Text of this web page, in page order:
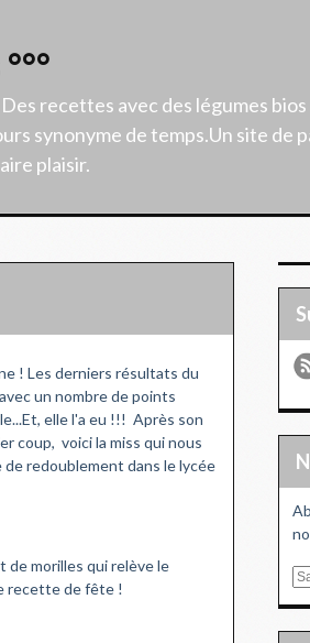
recettes avec des légumes
synonyme de temps.Un site de
plaisir.
! Les derniers résultats du
un nombre de points
elle l'a eu !!! Après son
coup, voici la miss qui nous
redoublement dans le lycée
de morilles qui relève le
recette de fête !
E